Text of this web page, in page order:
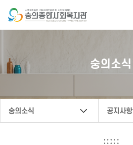
032-888-6222
숭의소식
숭의소식 공지사항